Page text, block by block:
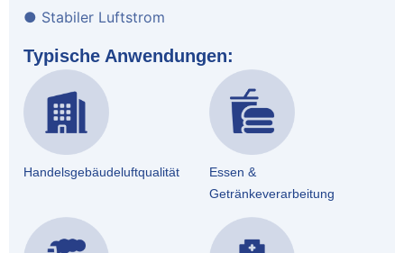
● Stabiler Luftstrom
Typische Anwendungen:
Handelsgebäudeluftqualität
Essen &
Getränkeverarbeitung